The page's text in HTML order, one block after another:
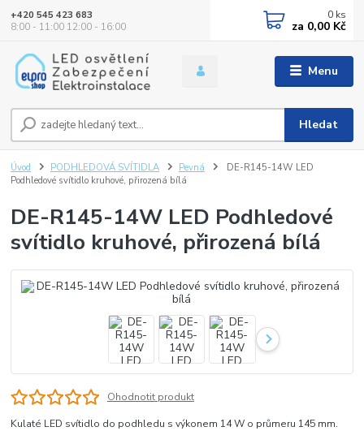
Menu
Hledat
+420 545 423 683
8:00 - 11:00 12:00 - 16:00
0 ks
za 0,00 Kč
Úvod PODHLEDOVÁ SVÍTIDLA Pevná
DE-R145-14W LED
Podhledové svítidlo kruhové, přirozená bílá
DE-R145-14W LED Podhledové
svítidlo kruhové, přirozená bílá
Ohodnotit produkt
Kulaté LED svítidlo do podhledu s výkonem 14 W o průmeru 145 mm.